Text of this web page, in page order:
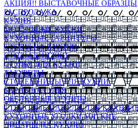
АКЦИЯ!! ВЫСТАВОЧНЫЕ ОБРАЗЦЫ
РАСПРОДАЖА
КУХНЯ
МОДУЛЬНЫЕ КУХНИ
КУХОННЫЕ ГАРНИТУРЫ
СТОЛЫ НА КУХНЮ
СТОЛЫ КНИЖКИ
СТУЛЬЯ ДЛЯ КУХНИ
ТАБУРЕТЫ
СТОЛЕШНИЦЫ ДЛЯ КУХНИ
БАРНЫЕ СТУЛЬЯ
ОБЕДЕННЫЕ ГРУППЫ
СТЕНОВЫЕ ПАНЕЛИ ДЛЯ КУХНИ
КУХОННЫЕ УГОЛКИ МЯГКИЕ
ДИВАНЫ НА КУХНЮ